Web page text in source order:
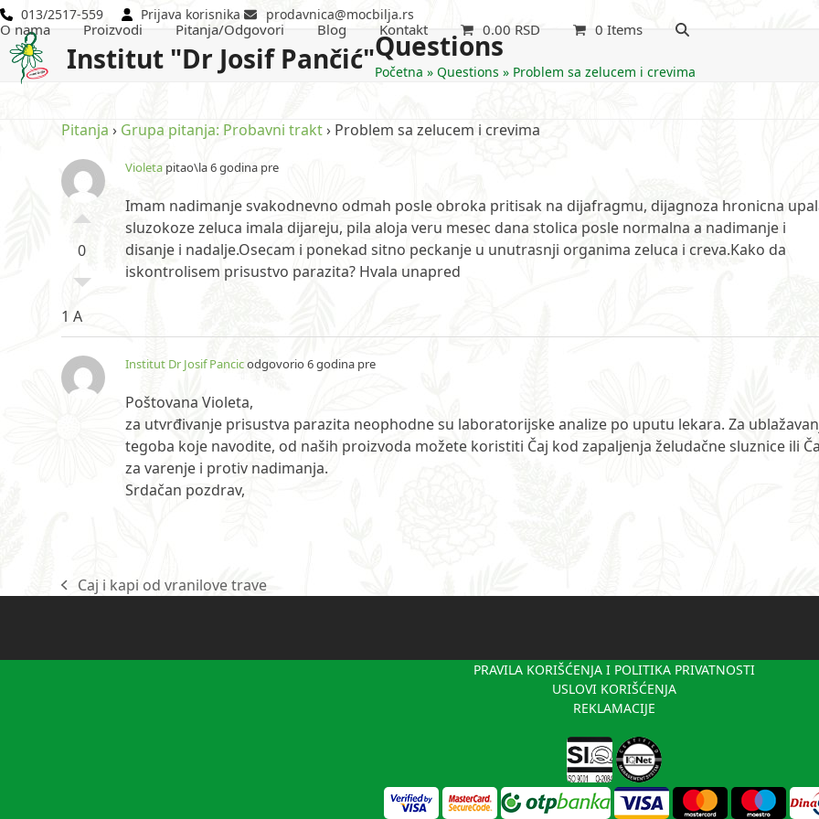
Skip
to
content
013/2517-559 Prijava korisnika prodavnica@mocbilja.rs
Institut "Dr Josif Pančić"
O nama Proizvodi Pitanja/Odgovori Blog Kontakt 0.00 RSD 0 Items
Questions
Početna » Questions » Problem sa zelucem i crevima
Pitanja › Grupa pitanja: Probavni trakt› Problem sa zelucem i crevima
0
Violeta pitao\la 6 godina pre
Imam nadimanje svakodnevno odmah posle obroka pritisak na dijafragmu, dijagnoza hronicna
sluzokoze zeluca imala dijareju, pila aloja veru mesec dana stolica posle normalna a nadimanje i
disanje i nadalje.Osecam i ponekad sitno peckanje u unutrasnji organima zeluca i creva.Kako da
iskontrolisem prisustvo parazita? Hvala unapred
1 A
Institut Dr Josif Pancicodgovorio 6 godina pre
Poštovana Violeta,
za utvrđivanje prisustva parazita neophodne su laboratorijske analize po uputu lekara. Za
tegoba koje navodite, od naših proizvoda možete koristiti Čaj kod zapaljenja želudačne sluznice ili
za varenje i protiv nadimanja.
Srdačan pozdrav,
previous
Caj i kapi od vranilove trave
PRAVILA KORIŠĆENJA I POLITIKA PRIVATNOSTI
USLOVI KORIŠĆENJA
REKLAMACIJE